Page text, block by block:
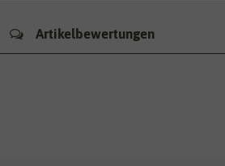
Artikelbewertungen